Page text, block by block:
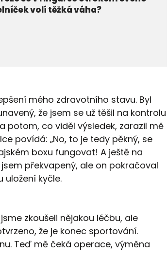
volí těžká váha?
mého zdravotního stavu. Byl
že jsem se už těšil na kontrolu
potom, co viděl výsledek, zarazil mě
povídá: „No, to je tedy pěkný, se
boxu fungovat! A ještě na
překvapený, ale on pokračoval
uložení kyčle.
zkoušeli nějakou léčbu, ale
že je konec sportování.
Teď mě čeká operace, výměna